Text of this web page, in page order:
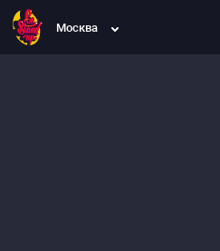
Москва